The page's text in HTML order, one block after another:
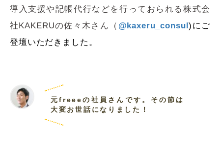
導入支援や記帳代行などを行っておられる株式会
社KAKERUの佐々木 さん（ @kaxeru_consul)にご
登壇いただきました。
元freeeの社員さんです。その節は
大変お世話になりました！